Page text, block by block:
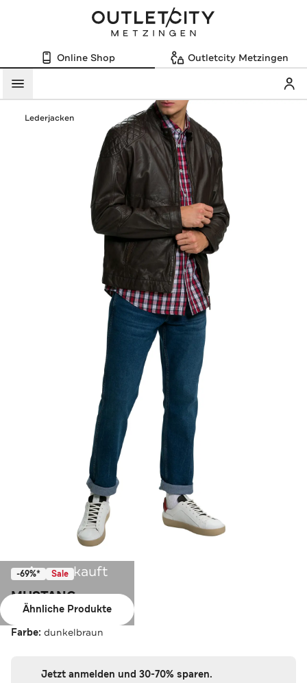
Online Shop Outletcity Metzingen
Menü
Lederjacken
Ausverkauft
Ähnliche Produkte
-69%* Sale
MUSTANG
Lederjacke 'Max'
Farbe: dunkelbraun
Jetzt anmelden und 30-70% sparen.